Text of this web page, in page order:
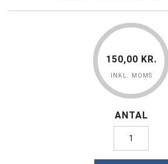
150,00 KR.
INKL. MOMS
ANTAL